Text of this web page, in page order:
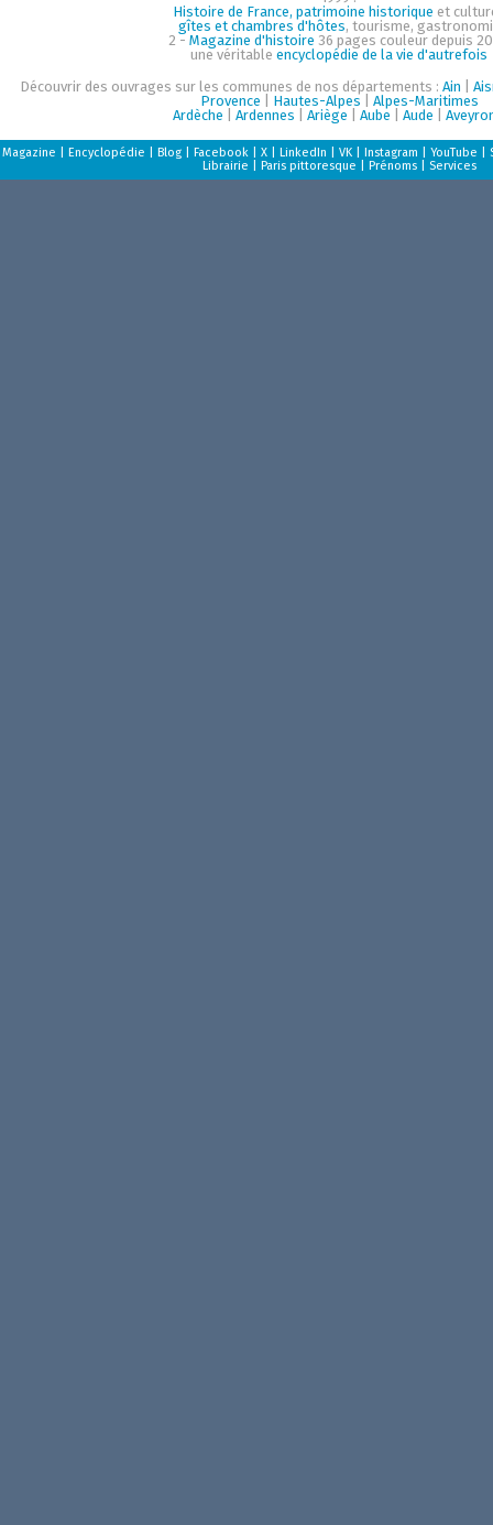
Histoire de France, patrimoine historique et
gîtes et chambres d'hôtes, tourisme,
2 - Magazine d'histoire 36 pages couleur depuis
une véritable encyclopédie de la vie d'autrefois
Découvrir des ouvrages sur les communes de nos départements : Ain
Provence
Hautes-Alpes
Alpes-Maritimes
Ardèche
Ardennes Ariège Aube Aude
Magazine Encyclopédie Blog| Facebook| X| LinkedIn VK| Instagram YouTube
Librairie
Paris pittoresque Prénoms| Services